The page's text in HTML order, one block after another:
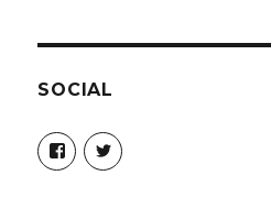
SOCIAL
Profil
von
christoph.fleischer1
Profil
von